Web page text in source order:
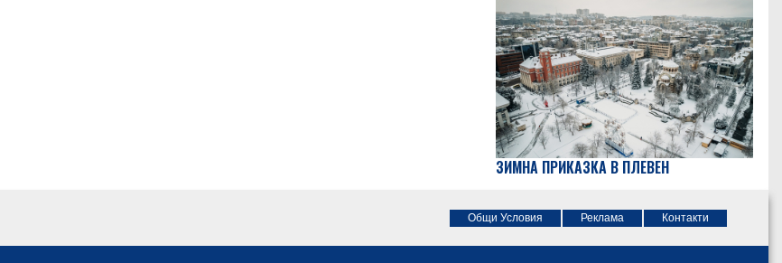
ЗИМНА ПРИКАЗКА В ПЛЕВЕН
Общи Условия Реклама Контакти